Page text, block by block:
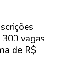
300 vagas
de R$